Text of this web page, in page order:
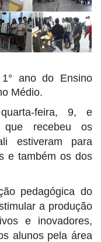
ano do Ensino
Médio.
feira, 9, e
que recebeu os
estiveram para
e também os dos
pedagógica do
a produção
e inovadores,
alunos pela área